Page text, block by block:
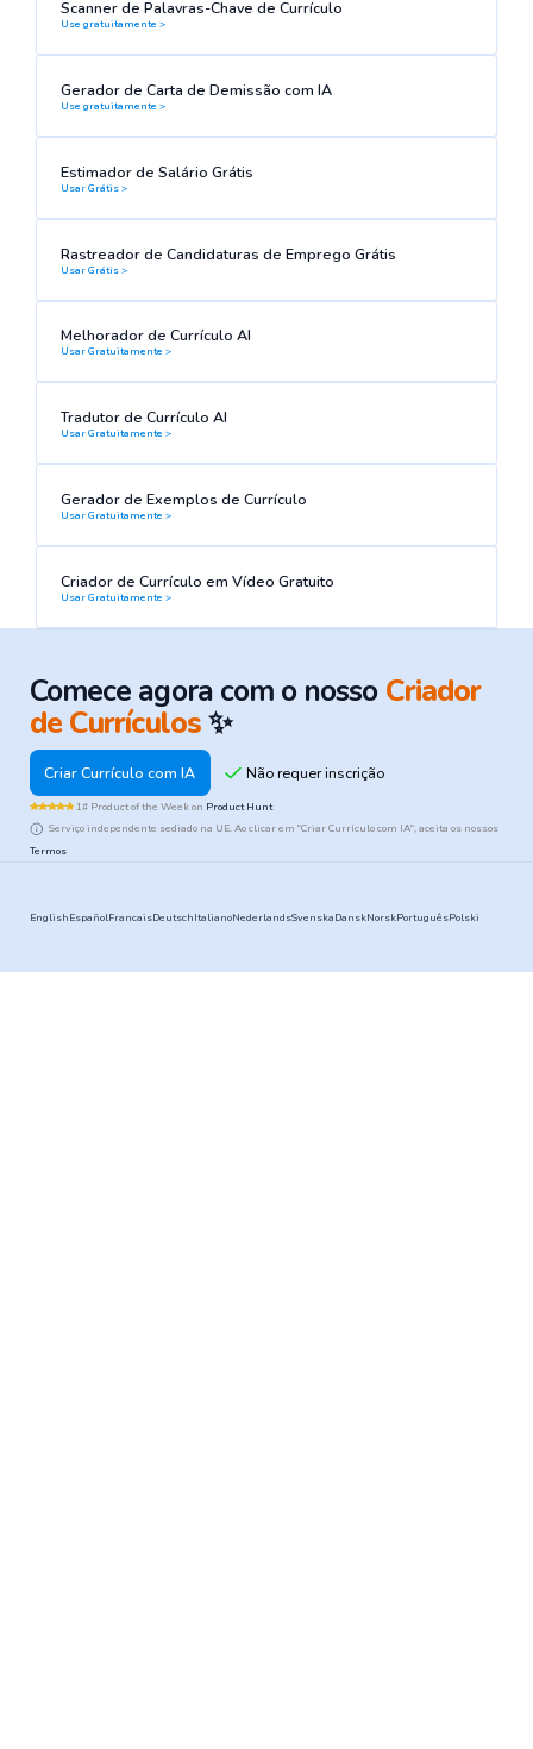
Scanner de Palavras-Chave de Currículo
Use gratuitamente >
Gerador de Carta de Demissão com IA
Use gratuitamente >
Estimador de Salário Grátis
Usar Grátis >
Rastreador de Candidaturas de Emprego Grátis
Usar Grátis >
Melhorador de Currículo AI
Usar Gratuitamente >
Tradutor de Currículo AI
Usar Gratuitamente >
Gerador de Exemplos de Currículo
Usar Gratuitamente >
Criador de Currículo em Vídeo Gratuito
Usar Gratuitamente >
Comece agora com o nosso Criador
de Currículos✨
Criar Currículo com IA
1# Product of the Week on Product Hunt
Serviço independente sediado na UE. Ao clicar em "Criar Currículo com IA", aceita os nossos
Termos
EnglishEspañolFrancaisDeutschItalianoNederlandsSvenskaDanskNorskPortuguêsPolski